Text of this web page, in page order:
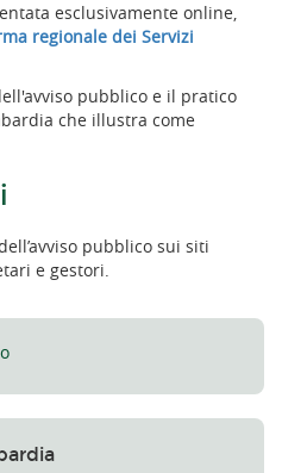
esclusivamente online,
regionale dei Servizi
pubblico e il pratico
che illustra come
pubblico sui siti
e gestori.